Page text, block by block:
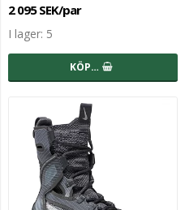
2 095 SEK/par
I lager: 5
KÖP…